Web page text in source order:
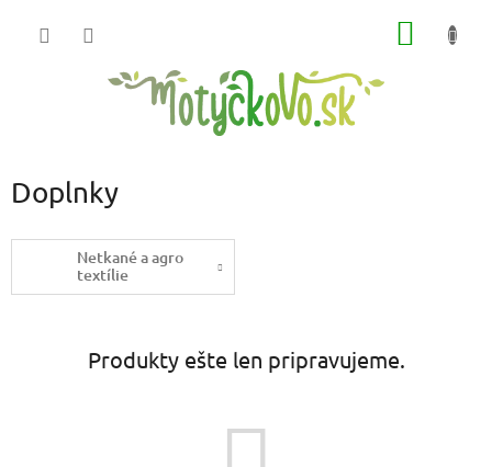
Doplnky
Netkané a agro
textílie
Produkty ešte len pripravujeme.